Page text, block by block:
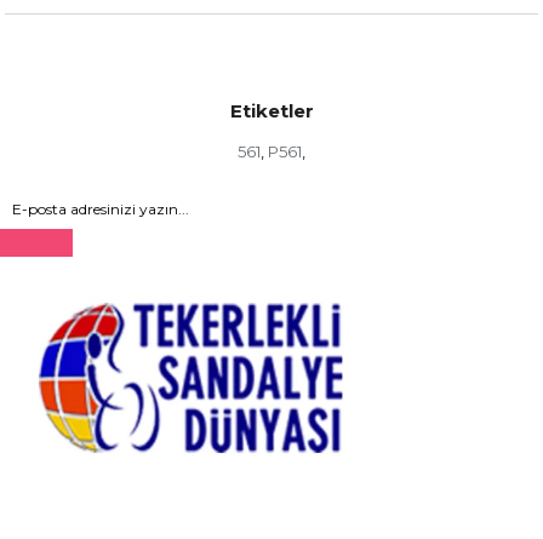
Etiketler
561 P561